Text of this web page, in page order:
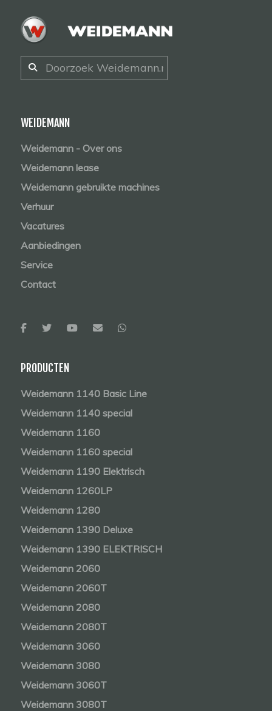
WEIDEMANN
Weidemann - Over ons
Weidemann lease
Weidemann gebruikte machines
Verhuur
Vacatures
Aanbiedingen
Service
Contact
PRODUCTEN
Weidemann 1140 Basic Line
Weidemann 1140 special
Weidemann 1160
Weidemann 1160 special
Weidemann 1190 Elektrisch
Weidemann 1260LP
Weidemann 1280
Weidemann 1390 Deluxe
Weidemann 1390 ELEKTRISCH
Weidemann 2060
Weidemann 2060T
Weidemann 2080
Weidemann 2080T
Weidemann 3060
Weidemann 3080
Weidemann 3060T
Weidemann 3080T